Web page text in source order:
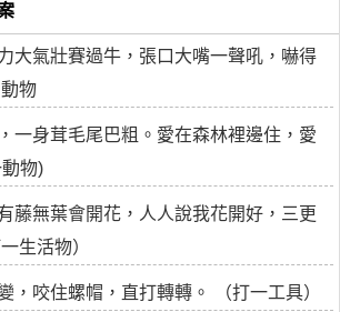
大氣壯賽過牛，張口大嘴一聲吼，嚇得
物
一身茸毛尾巴粗。愛在森林裡邊住，愛
物)
藤無葉會開花，人人說我花開好，三更
生活物）
，咬住螺帽，直打轉轉。 （打一工具）